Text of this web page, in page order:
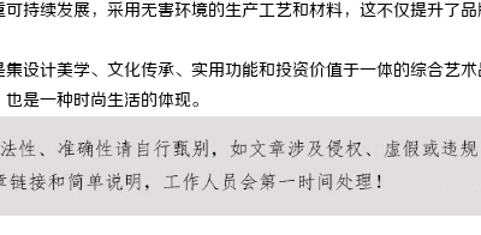
持续发展，采用无害环境的生产工艺和材料，这不仅提升了品
设计美学、文化传承、实用功能和投资价值于一体的综合艺
是一种时尚生活的体现。
配眼镜 上海配眼镜 武汉配眼镜 上海配